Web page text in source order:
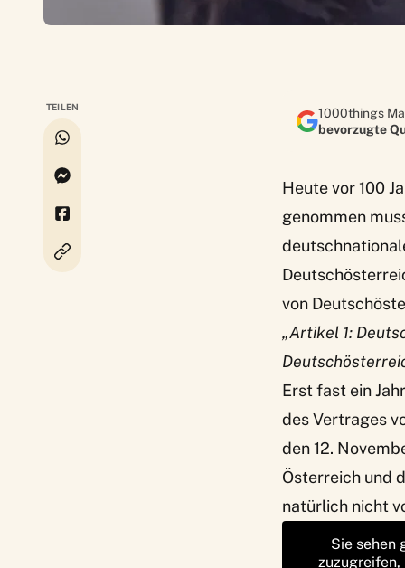
TEILEN
1000things
bevorzugte
Heute vor 100
genommen
von
„Artikel 1:
Erst fast ein
des Vertrages
den 12.
Österreich und
natürlich nicht
Sie sehen
zuzugreifen,